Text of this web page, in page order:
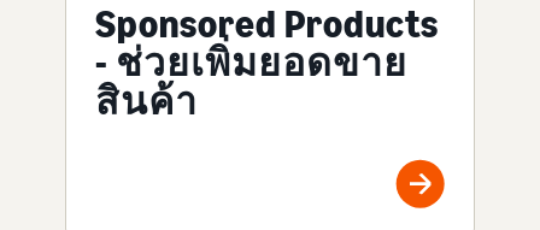
Sponsored Products
- ช่วยเพิ่มยอดขาย
สินค้า